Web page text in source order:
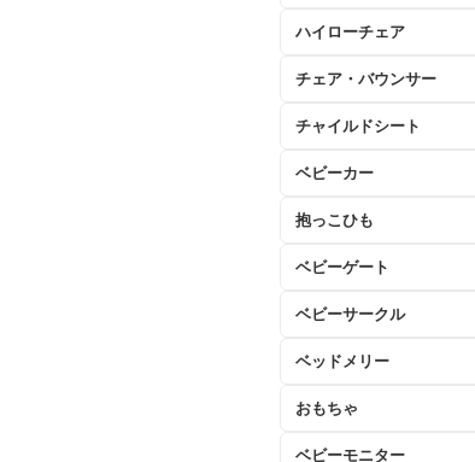
ハイローチェア
チェア・バウンサー
チャイルドシート
ベビーカー
抱っこひも
ベビーゲート
ベビーサークル
ベッドメリー
おもちゃ
ベビーモニター